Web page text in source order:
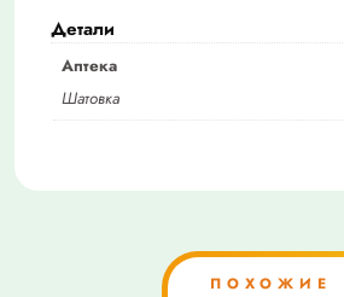
Детали
Аптека
Шатовка
ПОХОЖИЕ